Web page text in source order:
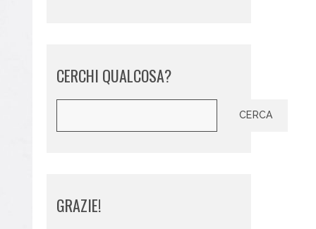
CERCHI QUALCOSA?
CERCA
GRAZIE!